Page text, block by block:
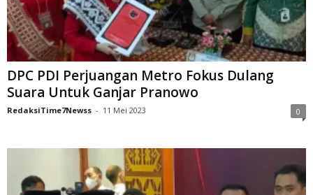
DPC PDI Perjuangan Metro Fokus Dulang
Suara Untuk Ganjar Pranowo
RedaksiTime7Newss - 11 Mei 2023 0